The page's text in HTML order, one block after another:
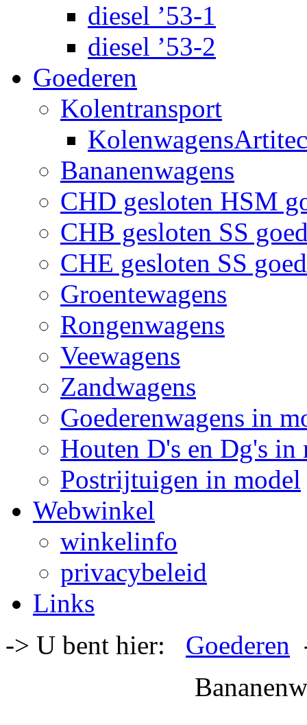
diesel ’53-1
diesel ’53-2
Goederen
Kolentransport
KolenwagensArtitec
Bananenwagens
CHD gesloten HSM
CHB gesloten SS
CHE gesloten SS
Groentewagens
Rongenwagens
Veewagens
Zandwagens
Goederenwagens in
Houten D's en Dg's in
Postrijtuigen in model
Webwinkel
winkelinfo
privacybeleid
Links
-> U bent hier: Goederen